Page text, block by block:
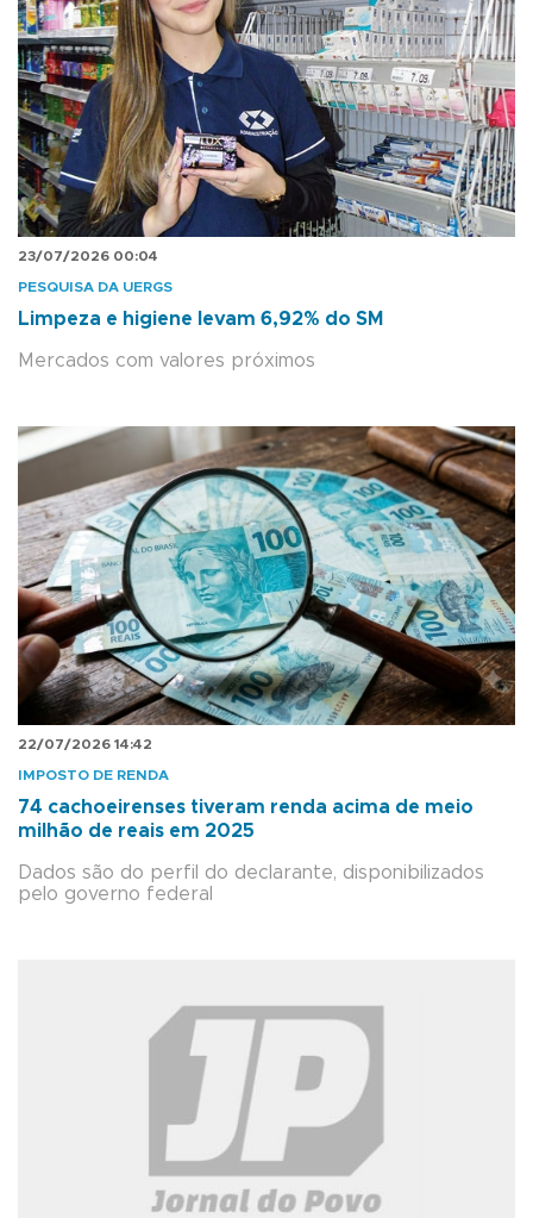
23/07/2026 00:04
PESQUISA DA UERGS
Limpeza e higiene levam 6,92% do SM
Mercados com valores próximos
22/07/2026 14:42
IMPOSTO DE RENDA
74 cachoeirenses tiveram renda acima de meio
milhão de reais em 2025
Dados são do perfil do declarante, disponibilizados
pelo governo federal